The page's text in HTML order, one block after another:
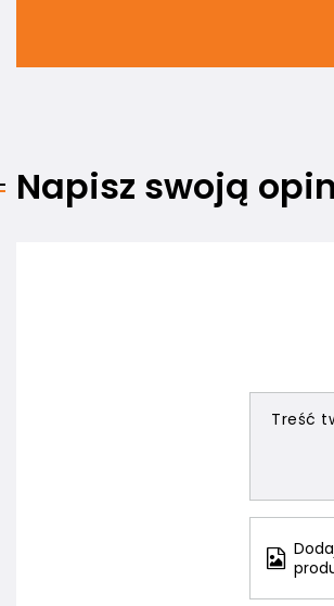
Napisz swoją
Treść